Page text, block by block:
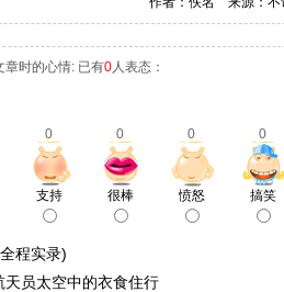
章时的心情: 已有0人表态：
0 0 0 0
支持 很棒 愤怒 搞笑
程实录)
天员太空中的衣食住行